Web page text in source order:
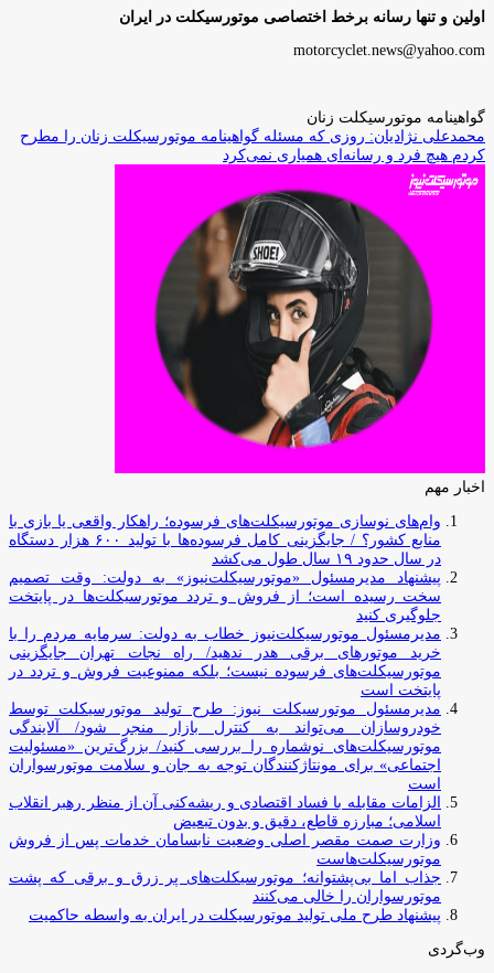
اولین و تنها رسانه برخط اختصاصی موتورسیکلت در ایران
motorcyclet.news@yahoo.com
گواهینامه موتورسیکلت زنان
محمدعلی نژادیان: روزی که مسئله گواهینامه موتورسیکلت زنان را مطرح
کردم هیچ فرد و رسانه‌ای همیاری نمی‌کرد
اخبار مهم
وام‌های نوسازی موتورسیکلت‌های فرسوده؛ راهکار واقعی یا بازی با
منابع کشور؟ / جایگزینی کامل فرسوده‌ها با تولید ۶۰۰ هزار دستگاه
در سال حدود ۱۹ سال طول می‌کشد
پیشنهاد مدیرمسئول «موتورسیکلت‌نیوز» به دولت: وقت تصمیم
سخت رسیده است؛ از فروش و تردد موتورسیکلت‌ها در پایتخت
جلوگیری کنید
مدیرمسئول موتورسیکلت‌نیوز خطاب به دولت: سرمایه مردم را با
خرید موتورهای برقی هدر ندهید/ راه نجات تهران جایگزینی
موتورسیکلت‌های فرسوده نیست؛ بلکه ممنوعیت فروش و تردد در
پایتخت است
مدیرمسئول موتورسیکلت نیوز: طرح تولید موتورسیکلت توسط
خودروسازان می‌تواند به کنترل بازار منجر شود/ آلایندگی
موتورسیکلت‌های نوشماره را بررسی کنید/ بزرگ‌ترین «مسئولیت
اجتماعی» برای مونتاژکنندگان توجه به جان و سلامت موتورسواران
است
الزامات مقابله با فساد اقتصادی و ریشه‌کنی آن از منظر رهبر انقلاب
اسلامی؛ مبارزه قاطع، دقیق و بدون تبعیض
وزارت صمت مقصر اصلی وضعیت نابسامان خدمات پس از فروش
موتورسیکلت‌هاست
جذاب اما بی‌پشتوانه؛ موتورسیکلت‌های پر زرق‌ و برقی که پشت
موتورسواران را خالی می‌کنند
پیشنهاد طرح ملی تولید موتورسیکلت در ایران به واسطه حاکمیت
وب‌گردی